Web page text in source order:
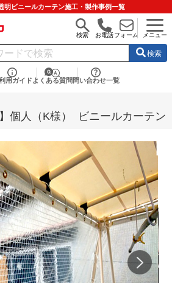
明ビニールカーテン施工・製作事例一覧
検索 お電話フォーム メニュー
検索
用ガイド よくある質問 問い合わせ一覧
個人（K様） ビニールカーテン